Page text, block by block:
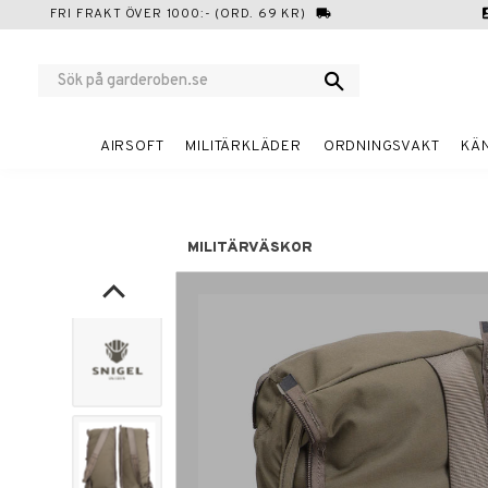
FRI FRAKT ÖVER 1000:- (ORD. 69 KR) local_shipping
AIRSOFT MILITÄRKLÄDER ORDNINGSVAKT
MILITÄRVÄSKOR